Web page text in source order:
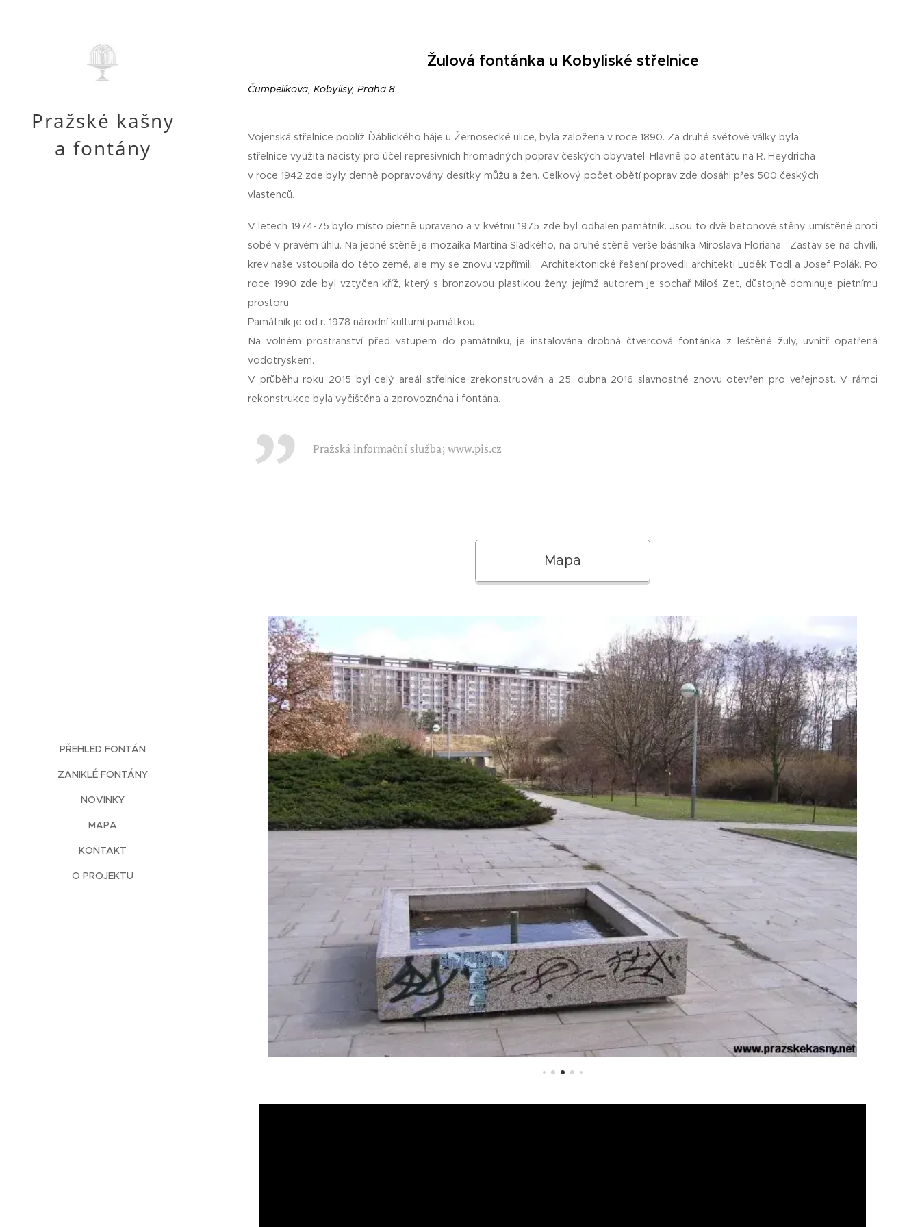
Pražské kašny
a fontány
PŘEHLED FONTÁN
ZANIKLÉ FONTÁNY
NOVINKY
MAPA
KONTAKT
O PROJEKTU
Žulová fontánka u Kobyliské střelnice
Čumpelíkova, Kobylisy, Praha 8
Vojenská střelnice poblíž Ďáblického háje u Žernosecké ulice, byla založena v roce 1890. Za druhé světové války byla
střelnice využita nacisty pro účel represivních hromadných poprav českých obyvatel. Hlavně po atentátu na R. Heydricha
v roce 1942 zde byly denně popravovány desítky můžu a žen. Celkový počet obětí poprav zde dosáhl přes 500 českých
vlastenců.
V letech 1974-75 bylo místo pietně upraveno a v květnu 1975 zde byl odhalen památník. Jsou to dvě betonové stěny umístěné proti
sobě v pravém úhlu. Na jedné stěně je mozaika Martina Sladkého, na druhé stěně verše básníka Miroslava Floriana: "Zastav se na chvíli,
krev naše vstoupila do této země, ale my se znovu vzpřímili". Architektonické řešení provedli architekti Luděk Todl a Josef Polák. Po
roce 1990 zde byl vztyčen kříž, který s bronzovou plastikou ženy, jejímž autorem je sochař Miloš Zet, důstojně dominuje pietnímu
prostoru.
Památník je od r. 1978 národní kulturní památkou.
Na volném prostranství před vstupem do památníku, je instalována drobná čtvercová fontánka z leštěné žuly, uvnitř opatřená
vodotryskem.
V průběhu roku 2015 byl celý areál střelnice zrekonstruován a 25. dubna 2016 slavnostně znovu otevřen pro veřejnost. V rámci
rekonstrukce byla vyčištěna a zprovozněna i fontána.
Pražská informační služba; www.pis.cz
Mapa